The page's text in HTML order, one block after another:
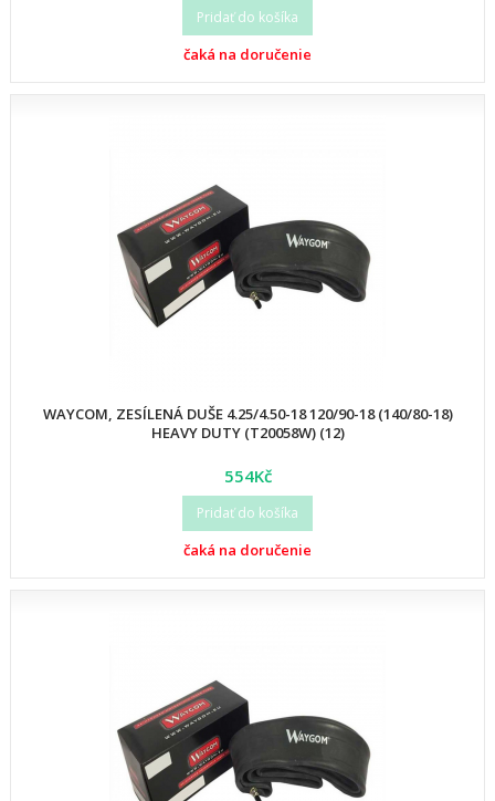
Pridať do košíka
čaká na doručenie
WAYCOM, ZESÍLENÁ DUŠE 4.25/4.50-18 120/90-18 (140/80-18)
HEAVY DUTY (T20058W) (12)
554Kč
Pridať do košíka
čaká na doručenie